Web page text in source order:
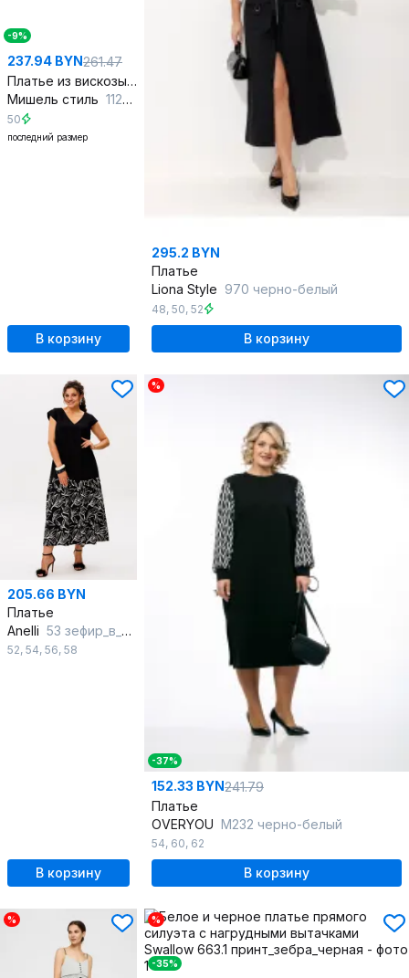
-9%
237.94 BYN261.47
Платье из вискозы с накладным карманом и поясом
Мишель стиль 1128 черно-молочный
50
последний размер
В корзину
295.2 BYN
Платье
Liona Style 970 черно-белый
48, 50, 52
В корзину
205.66 BYN
Платье
Anelli 53 зефир_в_шоколаде
52, 54, 56, 58
В корзину
%
-37%
152.33 BYN241.79
Платье
OVERYOU М232 черно-белый
54, 60, 62
В корзину
% %
-35%